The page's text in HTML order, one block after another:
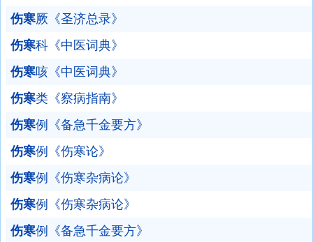
伤寒厥《圣济总录》
伤寒科《中医词典》
伤寒咳《中医词典》
伤寒类《察病指南》
伤寒例《备急千金要方》
伤寒例《伤寒论》
伤寒例《伤寒杂病论》
伤寒例《伤寒杂病论》
伤寒例《备急千金要方》